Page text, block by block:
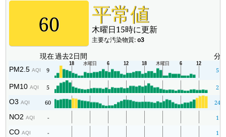
60 平常値
木曜日15時に更新
主要な汚染物質:o3
現在過去2日間 分
PM2.5AQI 9 5
PM10AQI 5 2
O3AQI 60 24
NO2AQI - 1
COAQI - 1